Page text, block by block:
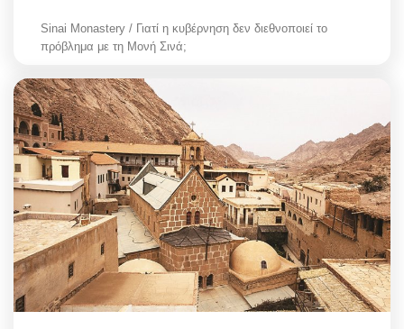
Sinai Monastery / Γιατί η κυβέρνηση δεν διεθνοποιεί το
πρόβλημα με τη Μονή Σινά;